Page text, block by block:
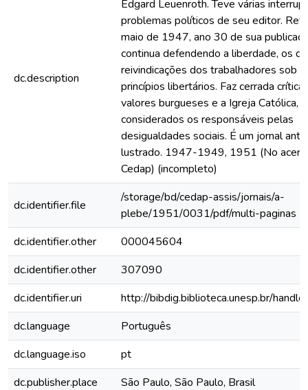
dc.description
Edgard Leuenroth. Teve várias
problemas políticos de seu editor.
maio de 1947, ano 30 de sua
continua defendendo a liberdade, os
reivindicações dos trabalhadores sob
princípios libertários. Faz cerrada crítica
valores burgueses e a Igreja Católica,
considerados os responsáveis pelas
desigualdades sociais. É um jornal
lustrado. 1947-1949, 1951 (No
Cedap) (incompleto)
dc.identifier.file
/storage/bd/cedap-assis/jornais/a-
plebe/1951/0031/pdf/multi-paginas
dc.identifier.other
000045604
dc.identifier.other
307090
dc.identifier.uri
http://bibdig.biblioteca.unesp.br/
dc.language
Português
dc.language.iso
pt
dc.publisher.place
São Paulo, São Paulo, Brasil